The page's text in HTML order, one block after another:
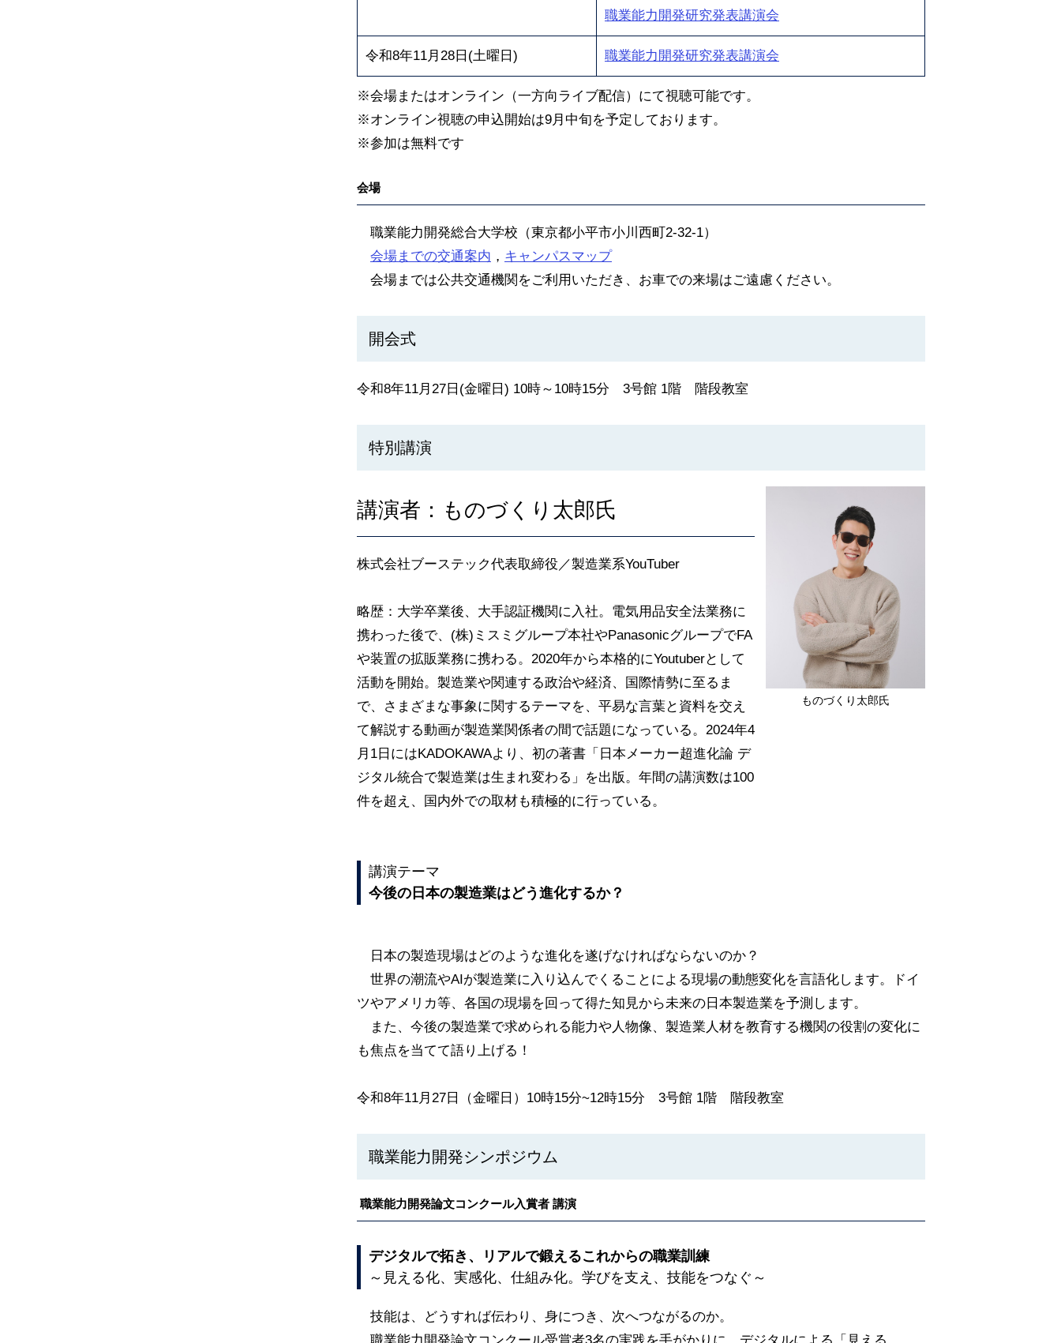
職業能力開発研究発表講演会
令和8年11月28日(土曜日) 職業能力開発研究発表講演会
※会場またはオンライン（一方向ライブ配信）にて視聴可能です。
※オンライン視聴の申込開始は9月中旬を予定しております。
※参加は無料です
会場
職業能力開発総合大学校（東京都小平市小川西町2-32-1）
会場までの交通案内 ， キャンパスマップ
会場までは公共交通機関をご利用いただき、お車での来場はご遠慮ください。
開会式
令和8年11月27日(金曜日) 10時～10時15分 3号館 1階 階段教室
特別講演
ものづくり太郎氏
講演者：ものづくり太郎氏
株式会社ブーステック代表取締役／製造業系YouTuber
略歴：大学卒業後、大手認証機関に入社。電気用品安全法業務に
携わった後で、(株)ミスミグループ本社やPanasonicグループでFA
や装置の拡販業務に携わる。2020年から本格的にYoutuberとして
活動を開始。製造業や関連する政治や経済、国際情勢に至るま
で、さまざまな事象に関するテーマを、平易な言葉と資料を交え
て解説する動画が製造業関係者の間で話題になっている。2024年4
月1日にはKADOKAWAより、初の著書「日本メーカー超進化論 デ
ジタル統合で製造業は生まれ変わる」を出版。年間の講演数は100
件を超え、国内外での取材も積極的に行っている。
講演テーマ
今後の日本の製造業はどう進化するか？
日本の製造現場はどのような進化を遂げなければならないのか？
世界の潮流やAIが製造業に入り込んでくることによる現場の動態変化を言語化します。ドイ
ツやアメリカ等、各国の現場を回って得た知見から未来の日本製造業を予測します。
また、今後の製造業で求められる能力や人物像、製造業人材を教育する機関の役割の変化に
も焦点を当てて語り上げる！
令和8年11月27日（金曜日）10時15分~12時15分 3号館 1階 階段教室
職業能力開発シンポジウム
職業能力開発論文コンクール入賞者 講演
デジタルで拓き、リアルで鍛えるこれからの職業訓練
～見える化、実感化、仕組み化。学びを支え、技能をつなぐ～
技能は、どうすれば伝わり、身につき、次へつながるのか。